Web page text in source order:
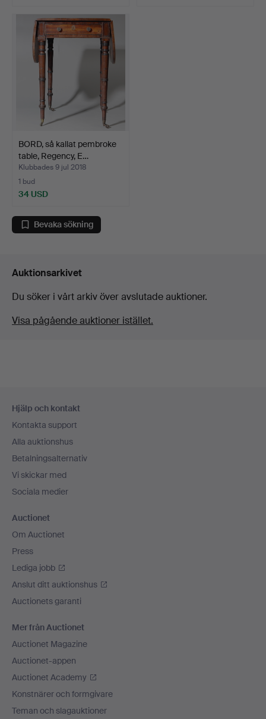
BORD, så kallat pembroke
table, Regency, E…
Klubbades 9 jul 2018
1 bud
34 USD
Bevaka sökning
Auktionsarkivet
Du söker i vårt arkiv över avslutade auktioner.
Visa pågående auktioner istället.
Hjälp och kontakt
Kontakta support
Alla auktionshus
Betalningsalternativ
Vi skickar med
Sociala medier
Auctionet
Om Auctionet
Press
Lediga jobb
Anslut ditt auktionshus
Auctionets garanti
Mer från Auctionet
Auctionet Magazine
Auctionet-appen
Auctionet Academy
Konstnärer och formgivare
Teman och slagauktioner